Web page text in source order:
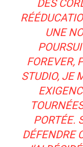
DES
UNE
FOREVER,
STUDIO, JE
PORTÉE.
DÉFENDRE